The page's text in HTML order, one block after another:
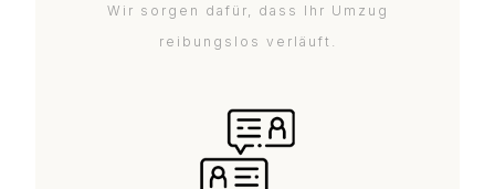
Wir sorgen dafür, dass Ihr Umzug
reibungslos verläuft.